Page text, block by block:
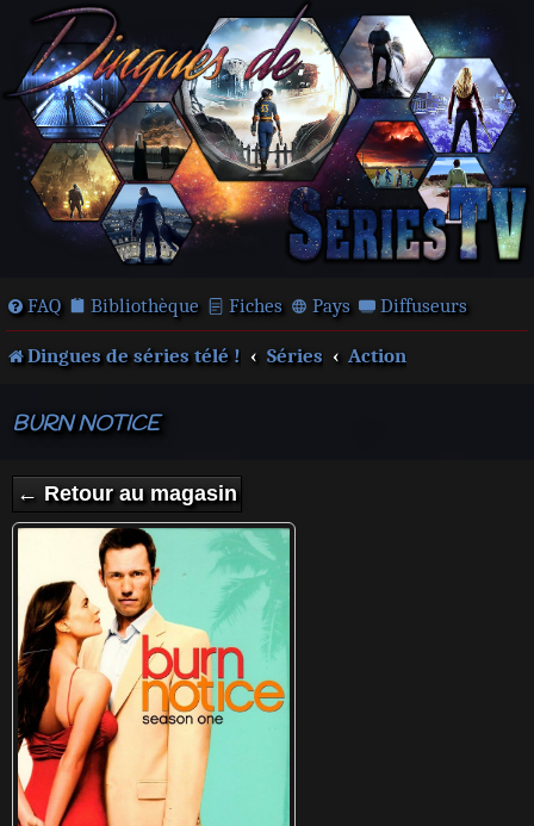
FAQ Bibliothèque Fiches Pays Diffuseurs
Dingues de séries télé ! Séries Action
BURN NOTICE
← Retour au magasin